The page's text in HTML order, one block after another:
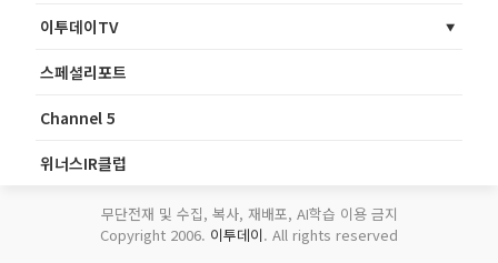
이투데이TV
스페셜리포트
Channel 5
위너스IR클럽
무단전재 및 수집, 복사, 재배포, AI학습 이용 금지
Copyright 2006. 이투데이. All rights reserved